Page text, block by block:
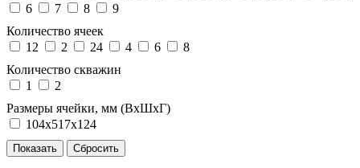
6
7 8
9
Количество ячеек
12
2 24 4 6
8
Количество скважин
1
2
Размеры ячейки, мм (ВхШхГ)
104х517х124